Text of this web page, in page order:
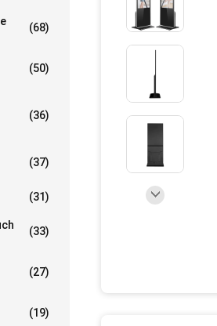
(68)
(50)
(36)
(37)
(31)
(33)
(27)
(19)